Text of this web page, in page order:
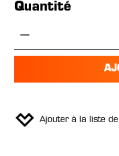
Quantité
Quantité de
Ajouter à la liste